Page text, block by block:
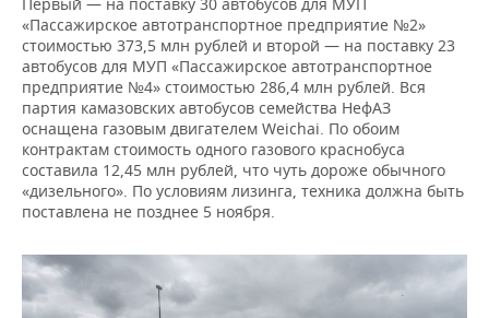
Первый — на поставку 30 автобусов для МУП
«Пассажирское автотранспортное предприятие №2»
стоимостью 373,5 млн рублей и второй — на поставку 23
автобусов для МУП «Пассажирское автотранспортное
предприятие №4» стоимостью 286,4 млн рублей. Вся
партия камазовских автобусов семейства НефАЗ
оснащена газовым двигателем Weichai. По обоим
контрактам стоимость одного газового краснобуса
составила 12,45 млн рублей, что чуть дороже обычного
«дизельного». По условиям лизинга, техника должна быть
поставлена не позднее 5 ноября.